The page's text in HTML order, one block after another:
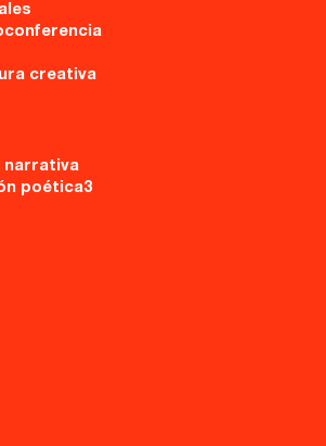
creativa
narrativa
poética3